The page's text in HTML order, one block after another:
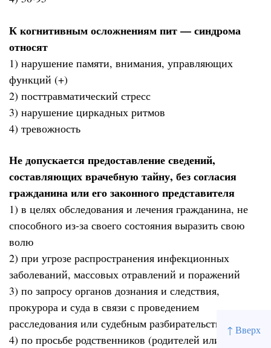
↑ Вверх
К когнитивным осложнениям пит — синдрома
относят
1) нарушение памяти, внимания, управляющих
функций (+)
2) посттравматический стресс
3) нарушение циркадных ритмов
4) тревожность
Не допускается предоставление сведений,
составляющих врачебную тайну, без согласия
гражданина или его законного представителя
1) в целях обследования и лечения гражданина, не
способного из-за своего состояния выразить свою
волю
2) при угрозе распространения инфекционных
заболеваний, массовых отравлений и поражений
3) по запросу органов дознания и следствия,
прокурора и суда в связи с проведением
расследования или судебным разбирательством
4) по просьбе родственников (родителей или детей)